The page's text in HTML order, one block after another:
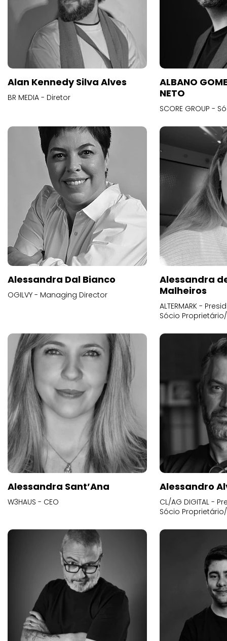
Alan Kennedy Silva Alves
BR MEDIA - Diretor
ALBANO
NETO
SCORE GROUP -
Alessandra Dal Bianco
OGILVY - Managing Director
Alessandra
Malheiros
ALTERMARK -
Sócio
Alessandra Sant’Ana
W3HAUS - CEO
Alessandro
CL/AG DIGITAL -
Sócio